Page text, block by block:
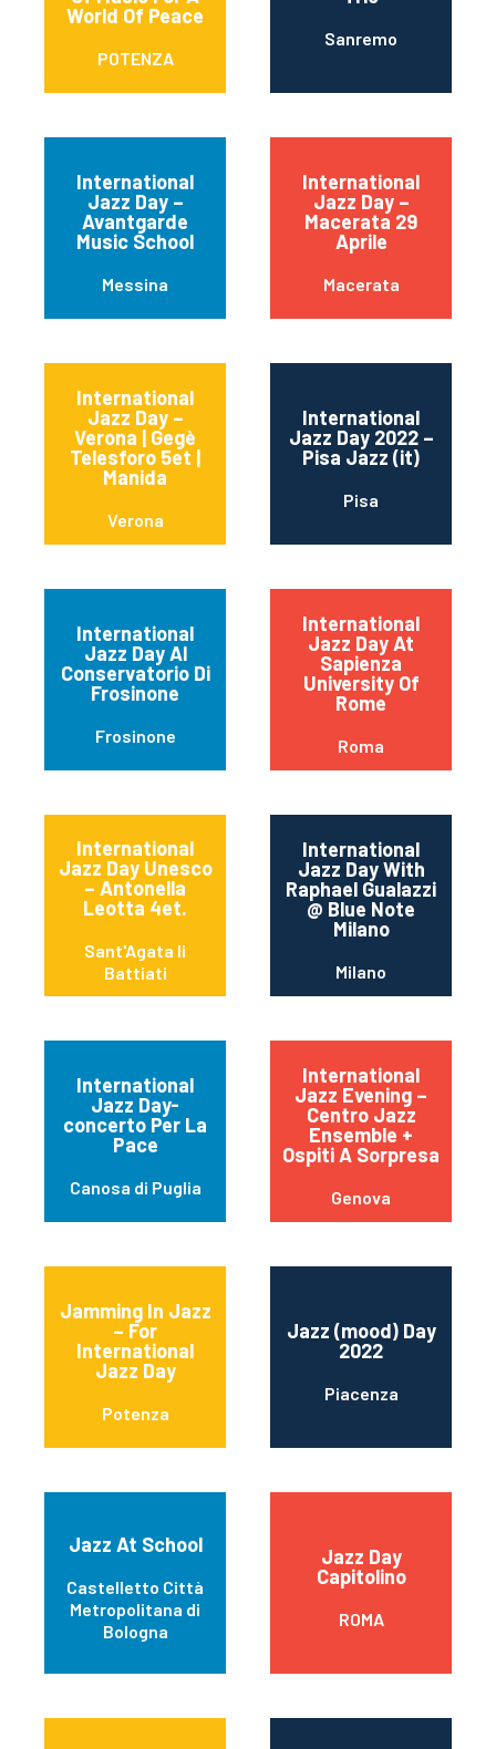
World Of Peace
POTENZA
Sanremo
International
Jazz Day –
Avantgarde
Music School
Messina
International
Jazz Day –
Macerata 29
Aprile
Macerata
International
Jazz Day –
Verona | Gegè
Telesforo 5et |
Manida
Verona
International
Jazz Day 2022 –
Pisa Jazz (it)
Pisa
International
Jazz Day Al
Conservatorio Di
Frosinone
Frosinone
International
Jazz Day At
Sapienza
University Of
Rome
Roma
International
Jazz Day Unesco
– Antonella
Leotta 4et.
Sant'Agata li
Battiati
International
Jazz Day With
Raphael Gualazzi
@ Blue Note
Milano
Milano
International
Jazz Day-
concerto Per La
Pace
Canosa di Puglia
International
Jazz Evening –
Centro Jazz
Ensemble +
Ospiti A Sorpresa
Genova
Jamming In Jazz
– For
International
Jazz Day
Potenza
Jazz (mood) Day
2022
Piacenza
Jazz At School
Castelletto Città
Metropolitana di
Bologna
Jazz Day
Capitolino
ROMA